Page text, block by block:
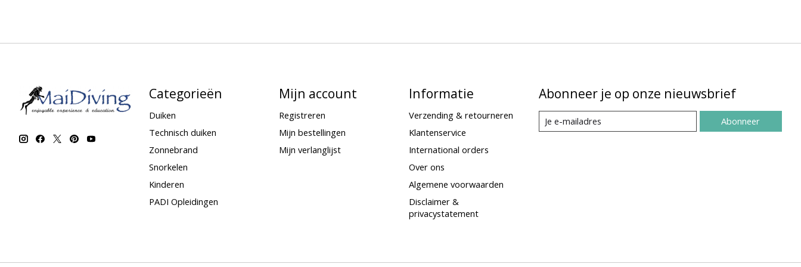
Categorieën
Duiken
Technisch duiken
Zonnebrand
Snorkelen
Kinderen
PADI Opleidingen
Mijn account
Registreren
Mijn bestellingen
Mijn verlanglijst
Informatie
Verzending & retourneren
Klantenservice
International orders
Over ons
Algemene voorwaarden
Disclaimer &
privacystatement
Abonneer je op onze nieuwsbrief
Abonneer